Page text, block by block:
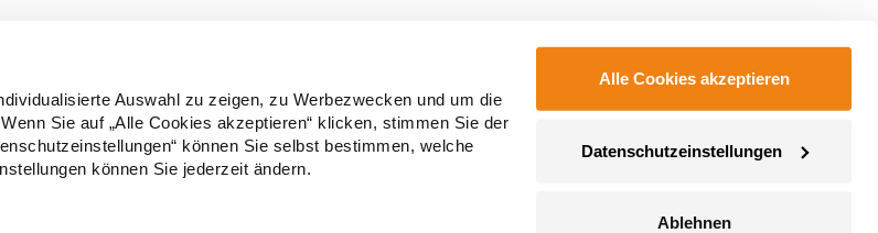
Auswahl zu zeigen, zu Werbezwecken und um die
Sie auf „Alle Cookies akzeptieren“ klicken, stimmen Sie der
können Sie selbst bestimmen, welche
können Sie jederzeit ändern.
Alle Cookies akzeptieren
Datenschutzeinstellungen
Ablehnen